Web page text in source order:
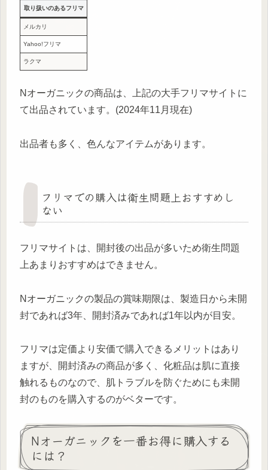
取り扱いのあるフリマ
メルカリ
Yahoo!フリマ
ラクマ
Nオーガニックの商品は、上記の大手フリマサイトに
て出品されています。(2024年11月現在)
出品者も多く、色んなアイテムがあります。
フリマでの購入は衛生問題上おすすめし
ない
フリマサイトは、開封後の出品が多いため衛生問題
上あまりおすすめはできません。
Nオーガニックの製品の賞味期限は、製造日から未開
封であれば3年、開封済みであれば1年以内が目安。
フリマは定価より安価で購入できるメリットはあり
ますが、開封済みの商品が多く、化粧品は肌に直接
触れるものなので、肌トラブルを防ぐためにも未開
封のものを購入するのがベターです。
Nオーガニックを一番お得に購入する
には？